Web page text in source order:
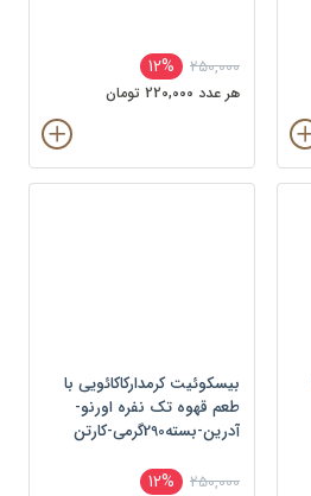
250,000
12%
هر عدد 220,000 تومان
بیسکوئیت کرمدارکاکائویی با
طعم قهوه تک نفره اورنو-
آدرین-بسته290گرمی-کارتن
250,000
12%